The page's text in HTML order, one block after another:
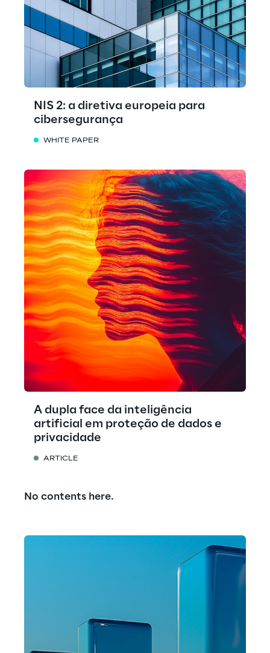
NIS 2: a diretiva europeia para
cibersegurança
WHITE PAPER
A dupla face da inteligência
artificial em proteção de dados e
privacidade
ARTICLE
No contents here.